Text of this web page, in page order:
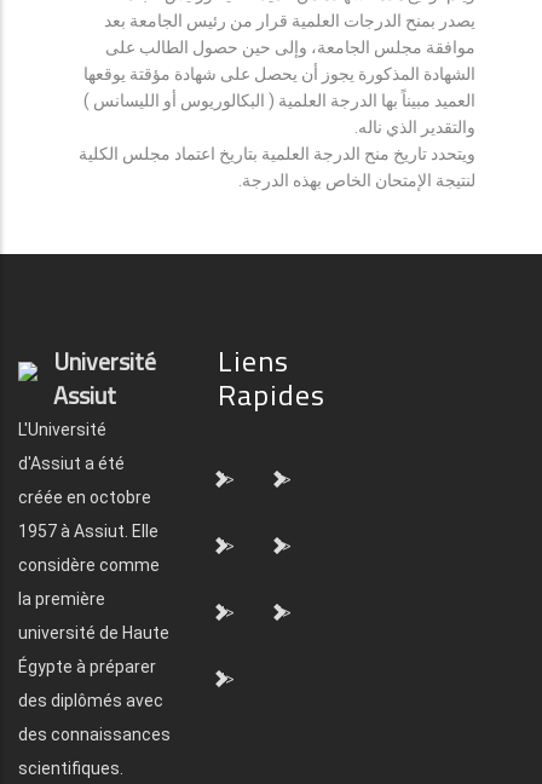
يصدر بمنح الدرجات العلمية قرار من رئيس الجامعة بعد
موافقة مجلس الجامعة، وإلى حين حصول الطالب على
الشهادة المذكورة يجوز أن يحصل على شهادة مؤقتة يوقعها
العميد مبيناً بها الدرجة العلمية ( البكالوريوس أو الليسانس )
والتقدير الذي ناله.
ويتحدد تاريخ منح الدرجة العلمية بتاريخ اعتماد مجلس الكلية
لنتيجة الإمتحان الخاص بهذه الدرجة.
Université
Assiut
L'Université
d'Assiut a été
créée en octobre
1957 à Assiut. Elle
considère comme
la première
université de Haute
Égypte à préparer
des diplômés avec
des connaissances
scientifiques.
Liens
Rapides
"> ">
"> ">
"> ">
">